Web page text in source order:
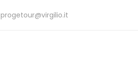
progetour@virgilio.it